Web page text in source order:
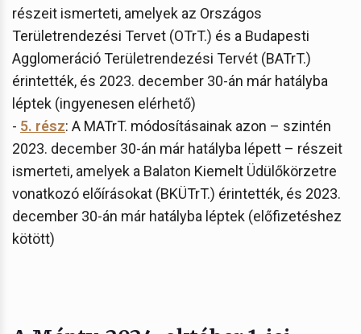
részeit ismerteti, amelyek az Országos
Területrendezési Tervet (OTrT.) és a Budapesti
Agglomeráció Területrendezési Tervét (BATrT.)
érintették, és 2023. december 30-án már hatályba
léptek (ingyenesen elérhető)
- 5. rész: A MATrT. módosításainak azon – szintén
2023. december 30-án már hatályba lépett – részeit
ismerteti, amelyek a Balaton Kiemelt Üdülőkörzetre
vonatkozó előírásokat (BKÜTrT.) érintették, és 2023.
december 30-án már hatályba léptek (előfizetéshez
kötött)